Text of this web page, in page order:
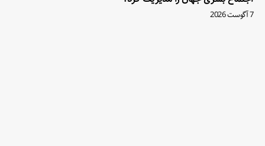
7 آگوست 2026